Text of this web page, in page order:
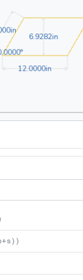
12.0000in12.0000in
00in8.0000in
6.9282in6.9282in
.0000°60.0000°
)